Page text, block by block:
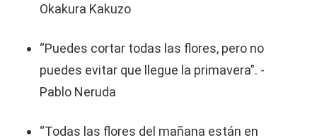
Okakura Kakuzo
“Puedes cortar todas las flores, pero no
puedes evitar que llegue la primavera”. -
Pablo Neruda
“Todas las flores del mañana están en